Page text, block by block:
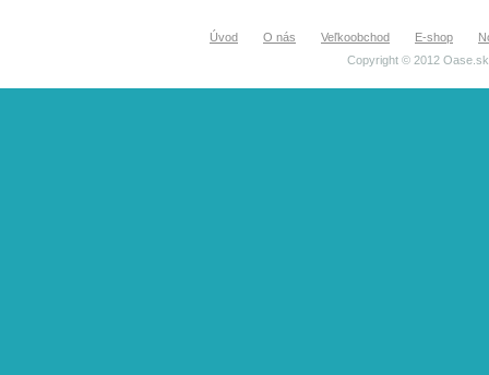
Úvod O nás Veľkoobchod E-shop
Copyright © 2012